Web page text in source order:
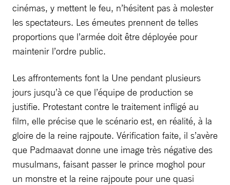
cinémas, y mettent le feu, n’hésitent pas à molester
les spectateurs. Les émeutes prennent de telles
proportions que l’armée doit être déployée pour
maintenir l’ordre public.
Les affrontements font la Une pendant plusieurs
jours jusqu’à ce que l’équipe de production se
justifie. Protestant contre le traitement infligé au
film, elle précise que le scénario est, en réalité, à la
gloire de la reine rajpoute. Vérification faite, il s’avère
que Padmaavat donne une image très négative des
musulmans, faisant passer le prince moghol pour
un monstre et la reine rajpoute pour une quasi